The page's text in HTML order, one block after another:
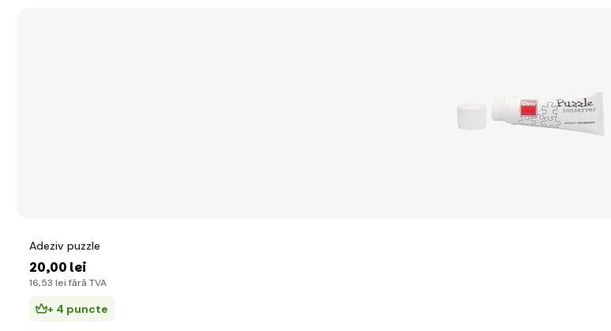
Adeziv puzzle
20,00 lei
16,53 lei fără TVA
+ 4 puncte